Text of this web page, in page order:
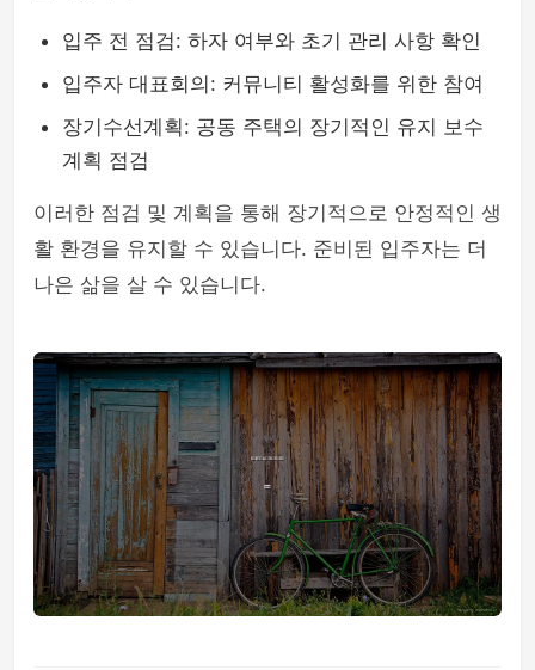
입주 전 점검: 하자 여부와 초기 관리 사항 확인
입주자 대표회의: 커뮤니티 활성화를 위한 참여
장기수선계획: 공동 주택의 장기적인 유지 보수
계획 점검
이러한 점검 및 계획을 통해 장기적으로 안정적인 생
활 환경을 유지할 수 있습니다. 준비된 입주자는 더
나은 삶을 살 수 있습니다.